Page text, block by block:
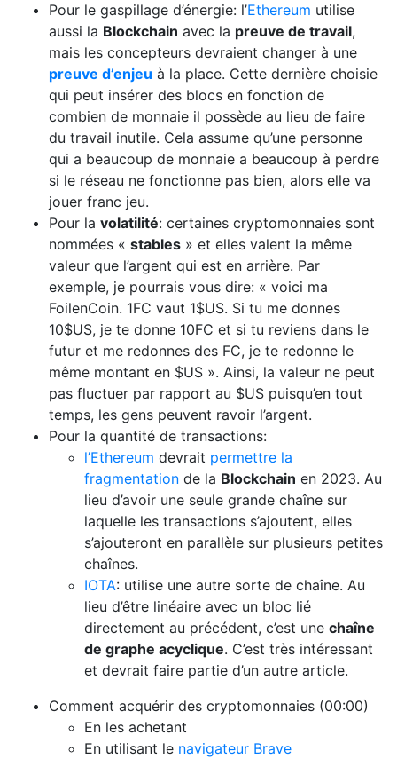
Pour le gaspillage d’énergie: l’Ethereum utilise
aussi la Blockchain avec la preuve de travail,
mais les concepteurs devraient changer à une
preuve d’enjeu à la place. Cette dernière choisie
qui peut insérer des blocs en fonction de
combien de monnaie il possède au lieu de faire
du travail inutile. Cela assume qu’une personne
qui a beaucoup de monnaie a beaucoup à perdre
si le réseau ne fonctionne pas bien, alors elle va
jouer franc jeu.
Pour la volatilité: certaines cryptomonnaies sont
nommées « stables » et elles valent la même
valeur que l’argent qui est en arrière. Par
exemple, je pourrais vous dire: « voici ma
FoilenCoin. 1FC vaut 1$US. Si tu me donnes
10$US, je te donne 10FC et si tu reviens dans le
futur et me redonnes des FC, je te redonne le
même montant en $US ». Ainsi, la valeur ne peut
pas fluctuer par rapport au $US puisqu’en tout
temps, les gens peuvent ravoir l’argent.
Pour la quantité de transactions:
l’Ethereum devrait permettre la
fragmentation de la Blockchain en 2023. Au
lieu d’avoir une seule grande chaîne sur
laquelle les transactions s’ajoutent, elles
s’ajouteront en parallèle sur plusieurs petites
chaînes.
IOTA: utilise une autre sorte de chaîne. Au
lieu d’être linéaire avec un bloc lié
directement au précédent, c’est une chaîne
de graphe acyclique. C’est très intéressant
et devrait faire partie d’un autre article.
Comment acquérir des cryptomonnaies (00:00)
En les achetant
En utilisant le navigateur Brave